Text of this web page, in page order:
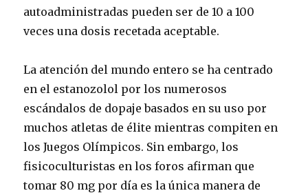
autoadministradas pueden ser de 10 a 100
veces una dosis recetada aceptable.
La atención del mundo entero se ha centrado
en el estanozolol por los numerosos
escándalos de dopaje basados en su uso por
muchos atletas de élite mientras compiten en
los Juegos Olímpicos. Sin embargo, los
fisicoculturistas en los foros afirman que
tomar 80 mg por día es la única manera de